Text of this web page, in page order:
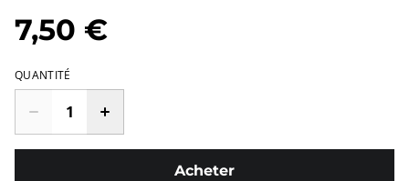
7,50 €
QUANTITÉ
Acheter